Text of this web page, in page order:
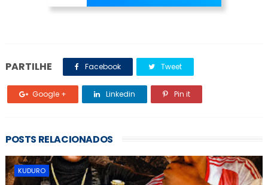
PARTILHE Facebook Tweet
Google + Linkedin Pin it
POSTS RELACIONADOS
KUDURO